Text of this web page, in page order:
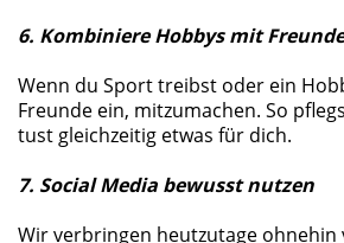
6. Kombiniere Hobbys mit
Wenn du Sport treibst oder ein
Freunde ein, mitzumachen. So
tust gleichzeitig etwas für dich.
7. Social Media bewusst nutzen
Wir verbringen heutzutage ohnehin